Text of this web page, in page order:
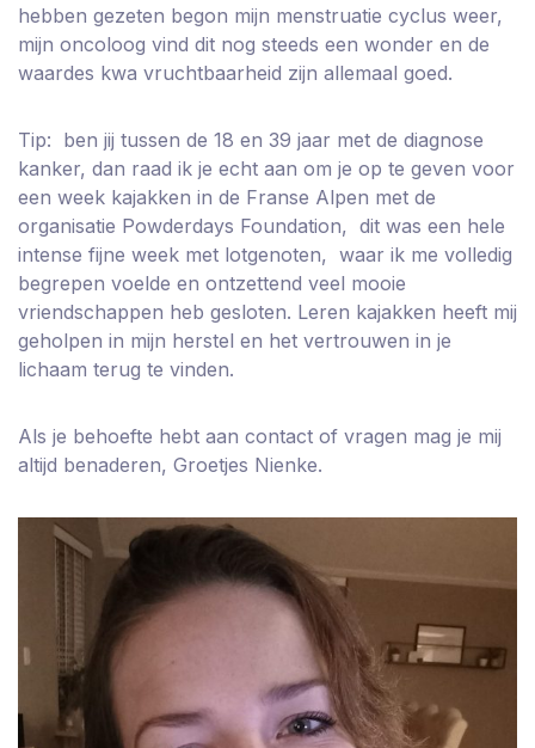
hebben gezeten begon mijn menstruatie cyclus weer,
mijn oncoloog vind dit nog steeds een wonder en de
waardes kwa vruchtbaarheid zijn allemaal goed.
Tip: ben jij tussen de 18 en 39 jaar met de diagnose
kanker, dan raad ik je echt aan om je op te geven voor
een week kajakken in de Franse Alpen met de
organisatie Powderdays Foundation, dit was een hele
intense fijne week met lotgenoten, waar ik me volledig
begrepen voelde en ontzettend veel mooie
vriendschappen heb gesloten. Leren kajakken heeft mij
geholpen in mijn herstel en het vertrouwen in je
lichaam terug te vinden.
Als je behoefte hebt aan contact of vragen mag je mij
altijd benaderen, Groetjes Nienke.